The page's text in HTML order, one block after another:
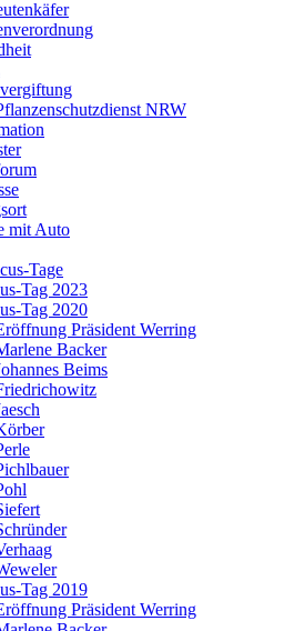
NRW
mit Auto
Tage
Tag 2023
Tag 2020
Präsident Werring
Backer
Beims
Tag 2019
Präsident Werring